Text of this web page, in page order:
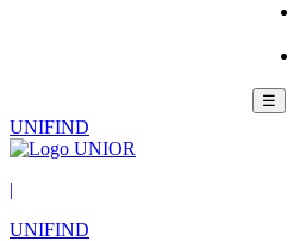
☰
UNIFIND
|
UNIFIND